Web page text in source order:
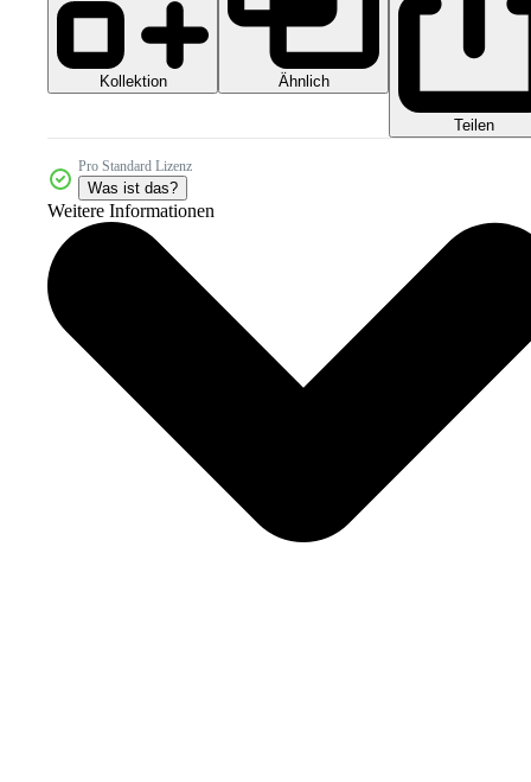
Kollektion Ähnlich
Teilen
Pro Standard Lizenz
Was ist das?
Weitere Informationen